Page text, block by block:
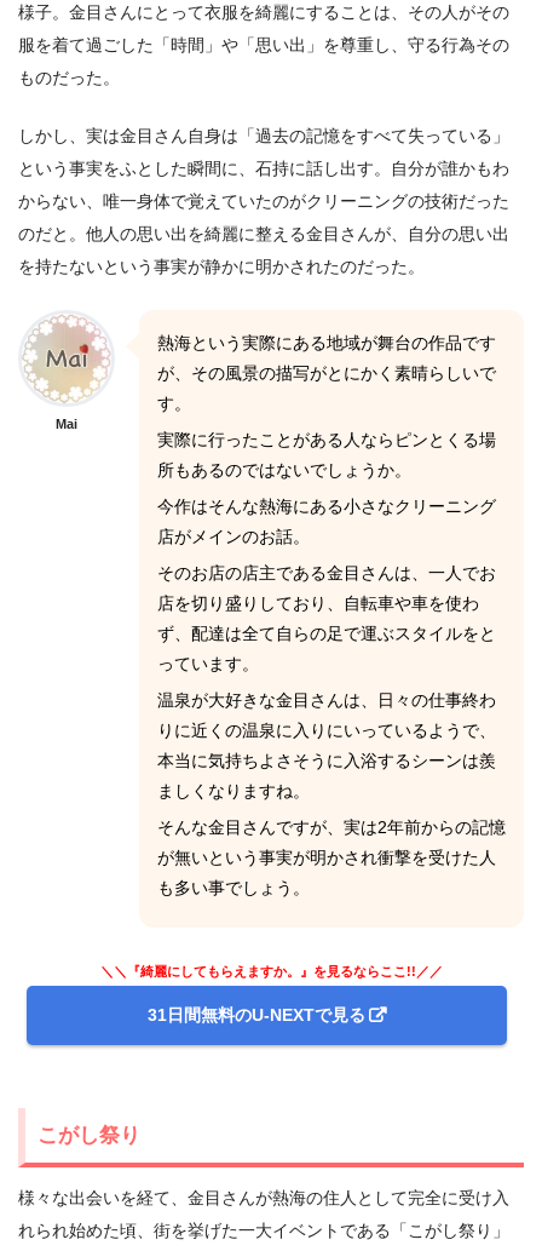
様子。金目さんにとって衣服を綺麗にすることは、その人がその
服を着て過ごした「時間」や「思い出」を尊重し、守る行為その
ものだった。
しかし、実は金目さん自身は「過去の記憶をすべて失っている」
という事実をふとした瞬間に、石持に話し出す。自分が誰かもわ
からない、唯一身体で覚えていたのがクリーニングの技術だった
のだと。他人の思い出を綺麗に整える金目さんが、自分の思い出
を持たないという事実が静かに明かされたのだった。
Mai
熱海という実際にある地域が舞台の作品です
が、その風景の描写がとにかく素晴らしいで
す。
実際に行ったことがある人ならピンとくる場
所もあるのではないでしょうか。
今作はそんな熱海にある小さなクリーニング
店がメインのお話。
そのお店の店主である金目さんは、一人でお
店を切り盛りしており、自転車や車を使わ
ず、配達は全て自らの足で運ぶスタイルをと
っています。
温泉が大好きな金目さんは、日々の仕事終わ
りに近くの温泉に入りにいっているようで、
本当に気持ちよさそうに入浴するシーンは羨
ましくなりますね。
そんな金目さんですが、実は2年前からの記憶
が無いという事実が明かされ衝撃を受けた人
も多い事でしょう。
＼＼『綺麗にしてもらえますか。』を見るならここ!!／／
31日間無料のU-NEXTで見る
こがし祭り
様々な出会いを経て、金目さんが熱海の住人として完全に受け入
れられ始めた頃、街を挙げた一大イベントである「こがし祭り」